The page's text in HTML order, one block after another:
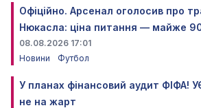
Офіційно. Арсенал оголосив про
Нюкасла: ціна питання — майже
08.08.2026 17:01
Новини
Футбол
У планах фінансовий аудит ФІФА!
не на жарт